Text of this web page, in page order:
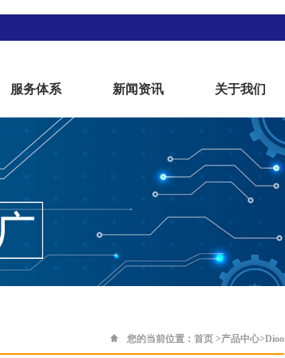
服务体系 新闻资讯 关于我们
您的当前位置： 首页 >产品中心>Dioo